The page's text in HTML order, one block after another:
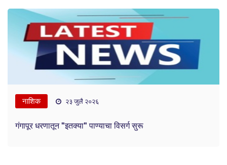
नाशिक २३ जुलै २०२६
गंगापूर धरणातून "इतक्या" पाण्याचा विसर्ग सुरू